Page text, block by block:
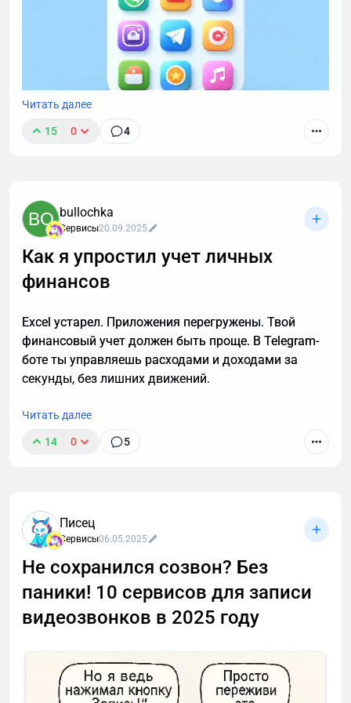
В прошлой статье обсудили идею "мессенджер как
нативными приложениями и Telegram Mini Apps.
Речь пойдет о глобальных отличиях, которые
сильнее всего влияют на принятие решения
бизнеса о выборе того или иного сервиса/
платформы.
Читать далее
15 0 4
BO bullochka
Сервисы20.09.2025
Как я упростил учет личных
финансов
Excel устарел. Приложения перегружены. Твой
финансовый учет должен быть проще. В Telegram-
боте ты управляешь расходами и доходами за
секунды, без лишних движений.
Читать далее
14 0 5
Писец
Сервисы06.05.2025
Не сохранился созвон? Без
паники! 10 сервисов для записи
видеозвонков в 2025 году